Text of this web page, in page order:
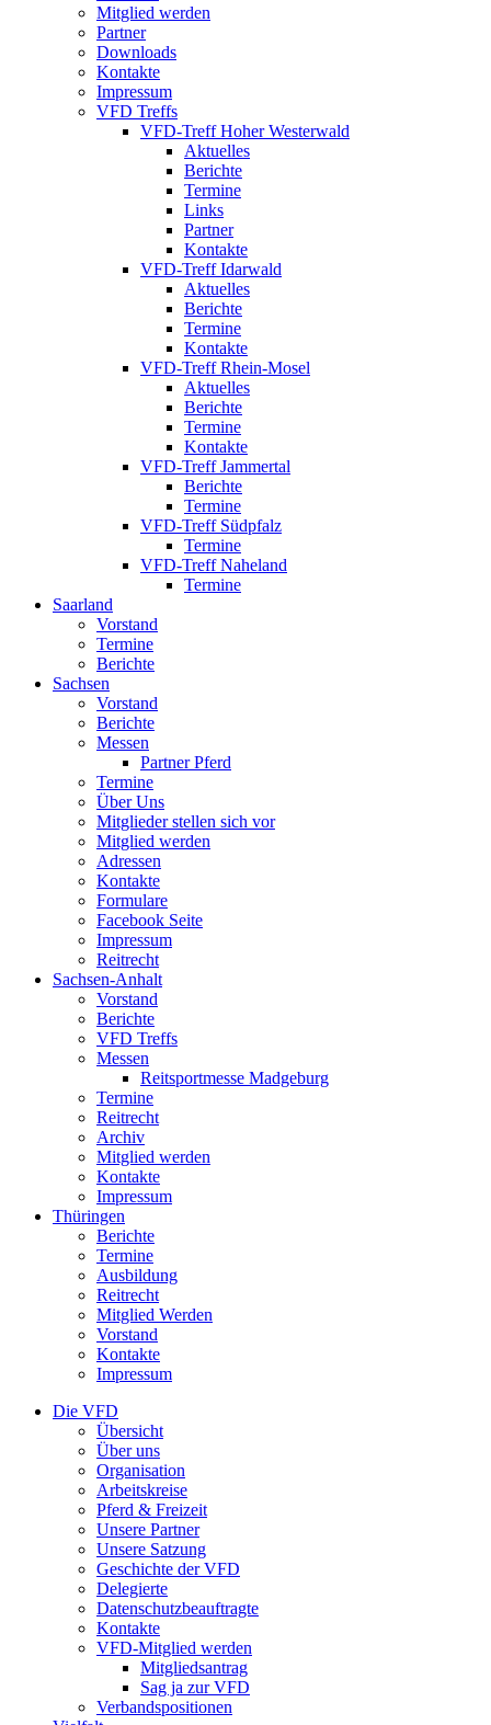
Mitglied werden
Partner
Downloads
Kontakte
Impressum
VFD Treffs
VFD-Treff Hoher Westerwald
Aktuelles
Berichte
Termine
Links
Partner
Kontakte
VFD-Treff Idarwald
Aktuelles
Berichte
Termine
Kontakte
VFD-Treff Rhein-Mosel
Aktuelles
Berichte
Termine
Kontakte
VFD-Treff Jammertal
Berichte
Termine
VFD-Treff Südpfalz
Termine
VFD-Treff Naheland
Termine
Saarland
Vorstand
Termine
Berichte
Sachsen
Vorstand
Berichte
Messen
Partner Pferd
Termine
Über Uns
Mitglieder stellen sich vor
Mitglied werden
Adressen
Kontakte
Formulare
Facebook Seite
Impressum
Reitrecht
Sachsen-Anhalt
Vorstand
Berichte
VFD Treffs
Messen
Reitsportmesse Madgeburg
Termine
Reitrecht
Archiv
Mitglied werden
Kontakte
Impressum
Thüringen
Berichte
Termine
Ausbildung
Reitrecht
Mitglied Werden
Vorstand
Kontakte
Impressum
Die VFD
Übersicht
Über uns
Organisation
Arbeitskreise
Pferd & Freizeit
Unsere Partner
Unsere Satzung
Geschichte der VFD
Delegierte
Datenschutzbeauftragte
Kontakte
VFD-Mitglied werden
Mitgliedsantrag
Sag ja zur VFD
Verbandspositionen